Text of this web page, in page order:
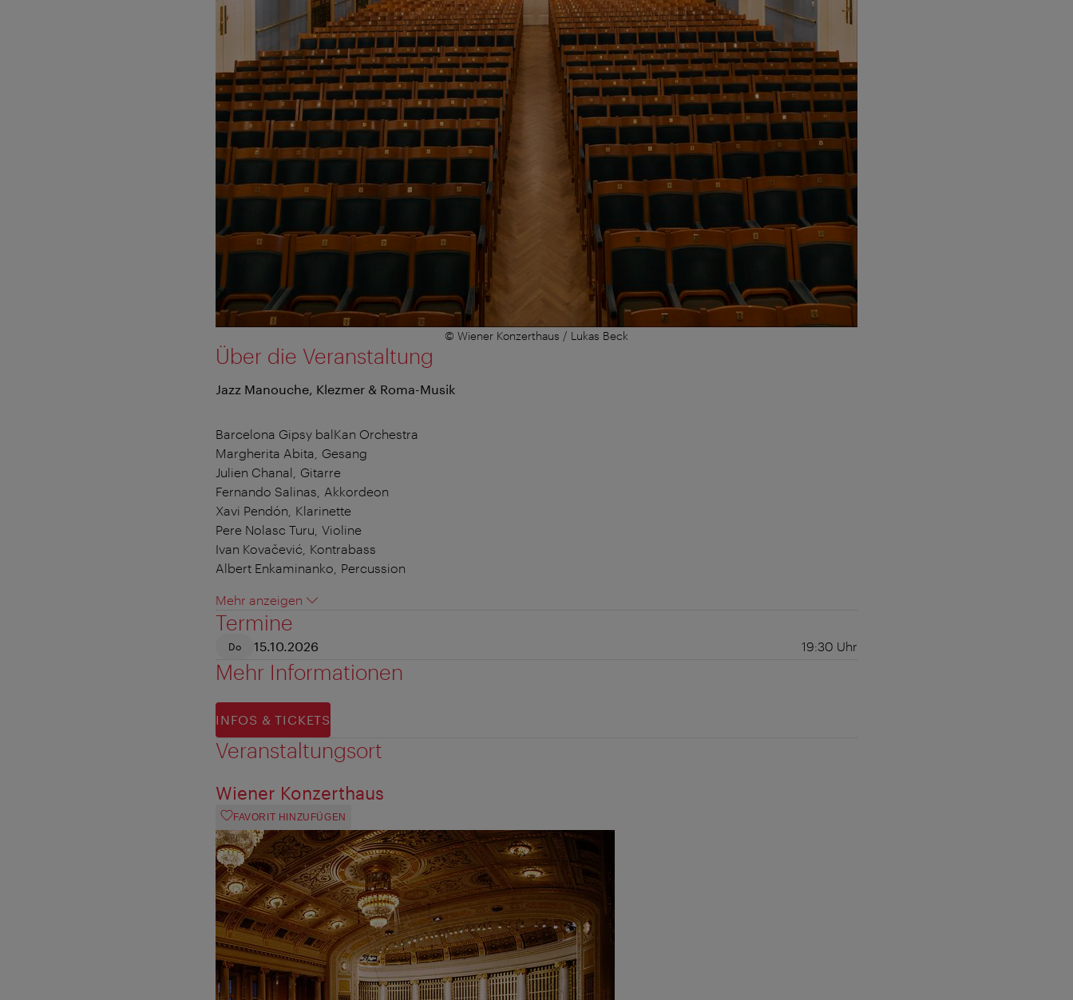
© Wiener Konzerthaus / Lukas Beck
Über die Veranstaltung
Jazz Manouche, Klezmer & Roma-Musik
Barcelona Gipsy balKan Orchestra
Margherita Abita, Gesang
Julien Chanal, Gitarre
Fernando Salinas, Akkordeon
Xavi Pendón, Klarinette
Pere Nolasc Turu, Violine
Ivan Kovačević, Kontrabass
Albert Enkaminanko, Percussion
Mehr anzeigen
Termine
Do 15.10.2026 19:30 Uhr
Mehr Informationen
INFOS & TICKETS
Veranstaltungsort
Wiener Konzerthaus
FAVORIT HINZUFÜGEN